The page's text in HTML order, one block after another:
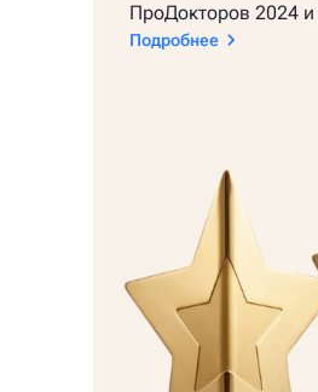
ПроДокторов 2024
Подробнее